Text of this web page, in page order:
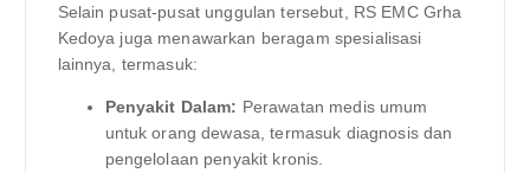
Selain pusat-pusat unggulan tersebut, RS EMC Grha
Kedoya juga menawarkan beragam spesialisasi
lainnya, termasuk:
Penyakit Dalam: Perawatan medis umum
untuk orang dewasa, termasuk diagnosis dan
pengelolaan penyakit kronis.